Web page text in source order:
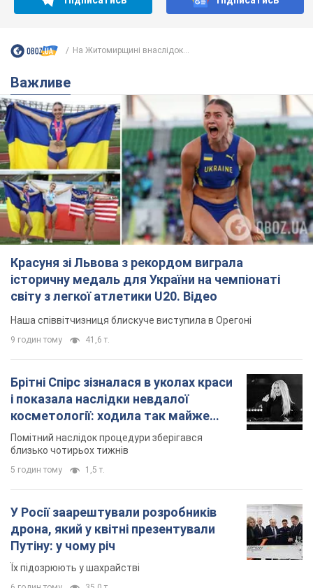
Красуня зі Львова з рекордом виграла
історичну медаль для України на чемпіонаті
світу з легкої атлетики U20. Відео
Наша співвітчизниця блискуче виступила в Орегоні
9 годин тому 41,6 т.
Брітні Спірс зізналася в уколах краси
і показала наслідки невдалої
косметології: ходила так майже
Помітний наслідок процедури зберігався
близько чотирьох тижнів
5 годин тому 1,5 т.
У Росії заарештували розробників
дрона, який у квітні презентували
Путіну: у чому річ
Їх підозрюють у шахрайстві
6 годин тому 35,0 т.